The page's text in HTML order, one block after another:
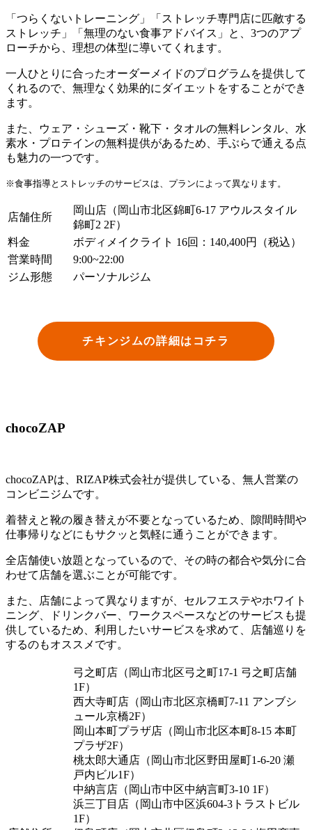
「つらくないトレーニング」「ストレッチ専門店に匹敵する
ストレッチ」「無理のない食事アドバイス」と、3つのアプ
ローチから、理想の体型に導いてくれます。
一人ひとりに合ったオーダーメイドのプログラムを提供して
くれるので、無理なく効果的にダイエットをすることができ
ます。
また、ウェア・シューズ・靴下・タオルの無料レンタル、水
素水・プロテインの無料提供があるため、手ぶらで通える点
も魅力の一つです。
※食事指導とストレッチのサービスは、プランによって異なります。
店舗住所
岡山店（岡山市北区錦町6-17 アウルスタイル
錦町2 2F）
料金
ボディメイクライト 16回：140,400円（税込）
営業時間
9:00~22:00
ジム形態
パーソナルジム
チキンジムの詳細はコチラ
chocoZAP
chocoZAPは、RIZAP株式会社が提供している、無人営業の
コンビニジムです。
着替えと靴の履き替えが不要となっているため、隙間時間や
仕事帰りなどにもサクッと気軽に通うことができます。
全店舗使い放題となっているので、その時の都合や気分に合
わせて店舗を選ぶことが可能です。
また、店舗によって異なりますが、セルフエステやホワイト
ニング、ドリンクバー、ワークスペースなどのサービスも提
供しているため、利用したいサービスを求めて、店舗巡りを
するのもオススメです。
弓之町店（岡山市北区弓之町17-1 弓之町店舗
1F）
西大寺町店（岡山市北区京橋町7-11 アンブシ
ュール京橋2F）
岡山本町プラザ店（岡山市北区本町8-15 本町
プラザ2F）
桃太郎大通店（岡山市北区野田屋町1-6-20 瀬
戸内ビル1F）
中納言店（岡山市中区中納言町3-10 1F）
浜三丁目店（岡山市中区浜604-3トラストビル
1F）